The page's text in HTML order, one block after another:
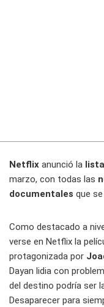
Netflix anunció la
marzo, con todas las
documentales que
Como destacado a
verse en Netflix la
protagonizada por
Dayan lidia con
del destino podría ser
Desaparecer para